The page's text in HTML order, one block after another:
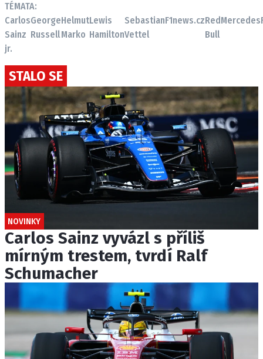
TÉMATA:
Carlos
Sainz
jr.
George
Russell
Helmut
Marko
Lewis
Hamilton
Sebastian
Vettel
F1news.czRed
Bull
Mercedes
STALO SE
NOVINKY
Carlos Sainz vyvázl s příliš
mírným trestem, tvrdí Ralf
Schumacher